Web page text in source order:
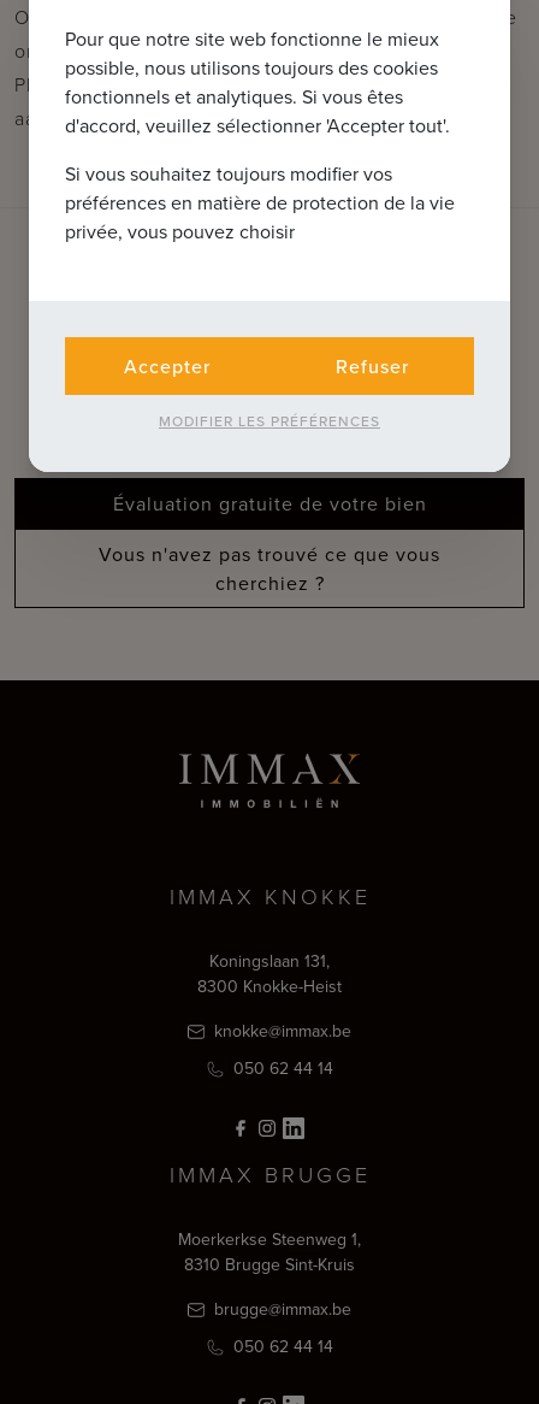
Ondergrondse garages afzonderlijk beschikbaar in de
ondergrondse verdiepingen in het gebouw.
Plannen, prijzen & lastenboek zijn verkrijgbaar op
aanvraag.
Découvrez nos services
complémentaires
Évaluation gratuite de votre bien
Vous n'avez pas trouvé ce que vous
cherchiez ?
IMMAX KNOKKE
Koningslaan 131,
8300 Knokke-Heist
knokke@immax.be
050 62 44 14
IMMAX BRUGGE
Moerkerkse Steenweg 1,
8310 Brugge Sint-Kruis
brugge@immax.be
050 62 44 14
Pour que notre site web fonctionne le mieux
possible, nous utilisons toujours des cookies
fonctionnels et analytiques. Si vous êtes
d'accord, veuillez sélectionner 'Accepter tout'.
Si vous souhaitez toujours modifier vos
préférences en matière de protection de la vie
privée, vous pouvez choisir
Accepter Refuser
MODIFIER LES PRÉFÉRENCES